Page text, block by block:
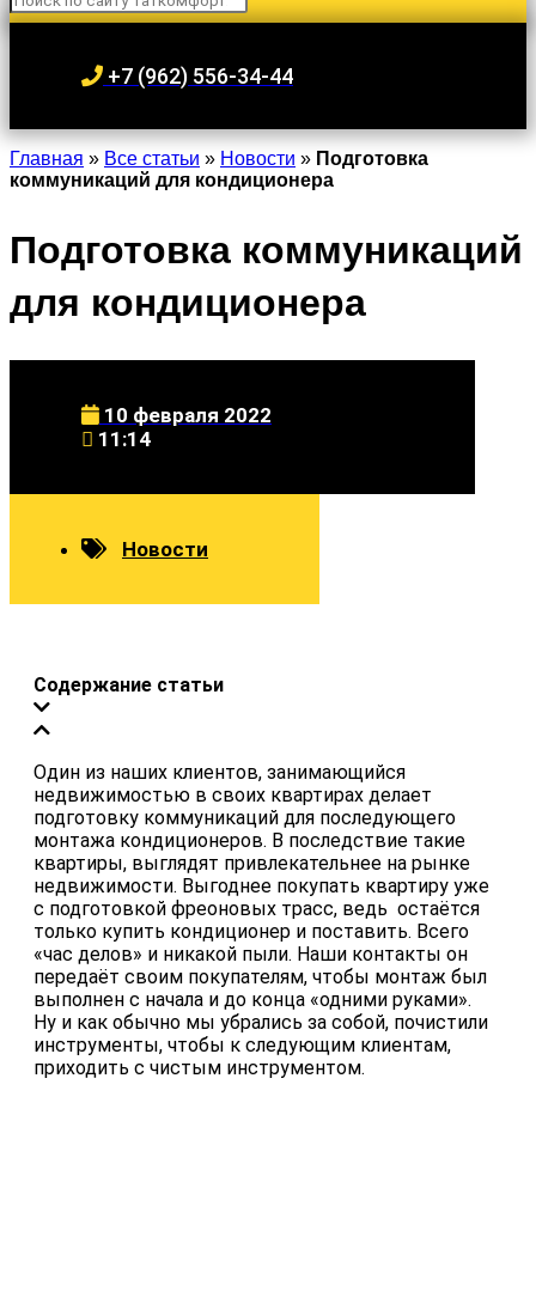
+7 (962) 556-34-44
Главная » Все статьи » Новости » Подготовка
коммуникаций для кондиционера
Подготовка коммуникаций
для кондиционера
10 февраля 2022
11:14
Новости
Содержание статьи
Один из наших клиентов, занимающийся
недвижимостью в своих квартирах делает
подготовку коммуникаций для последующего
монтажа кондиционеров. В последствие такие
квартиры, выглядят привлекательнее на рынке
недвижимости. Выгоднее покупать квартиру уже
с подготовкой фреоновых трасс, ведь остаётся
только купить кондиционер и поставить. Всего
«час делов» и никакой пыли. Наши контакты он
передаёт своим покупателям, чтобы монтаж был
выполнен с начала и до конца «одними руками».
Ну и как обычно мы убрались за собой, почистили
инструменты, чтобы к следующим клиентам,
приходить с чистым инструментом.